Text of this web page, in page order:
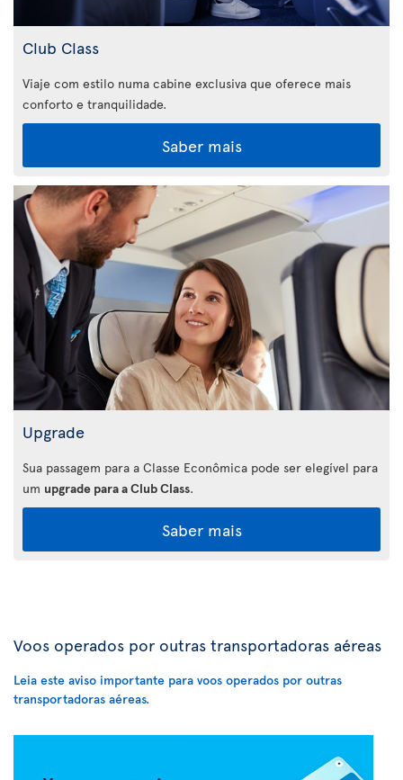
Club Class
Viaje com estilo numa cabine exclusiva que oferece mais
conforto e tranquilidade.
Saber mais
Upgrade
Sua passagem para a Classe Econômica pode ser elegível para
um upgrade para a Club Class.
Saber mais
Voos operados por outras transportadoras aéreas
Leia este aviso importante para voos operados por outras
transportadoras aéreas.